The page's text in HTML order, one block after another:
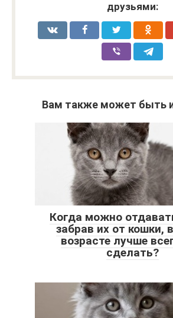
друзьями:
Вам также может быть
Когда можно
забрав их от кошки,
возрасте лучше
сделать?